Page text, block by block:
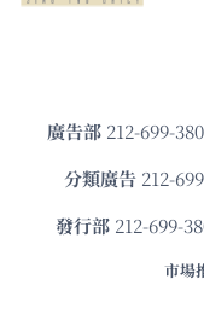
廣告部212-699-
分類廣告 212-
發⾏部 212-699-
市場